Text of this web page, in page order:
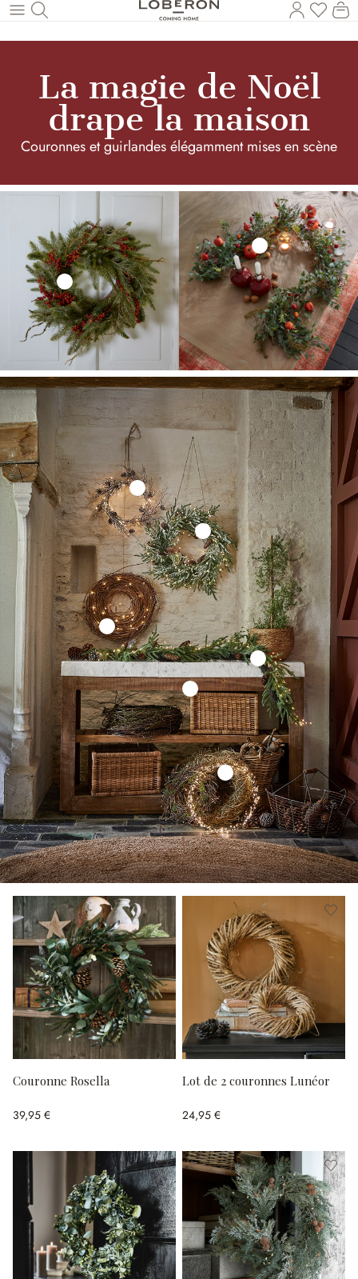
Revenir au contenu principal
Vous
La magie de Noël
drape la maison
Couronnes et guirlandes élégamment mises en scène
Couronne Rosella
39,95 €
Lot de 2 couronnes Lunéor
24,95 €